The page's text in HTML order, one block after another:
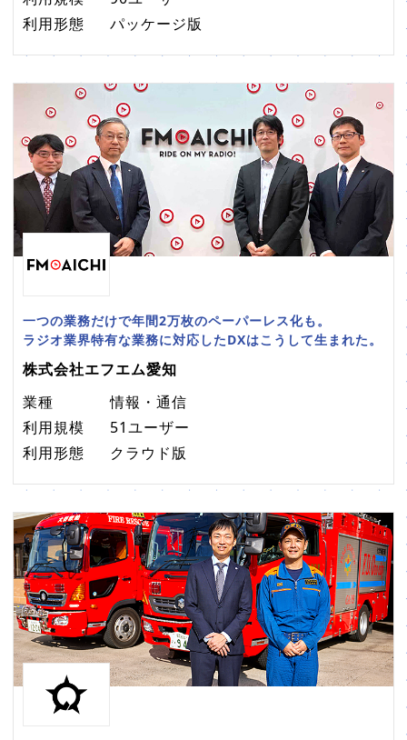
利用形態
パッケージ版
一つの業務だけで年間2万枚のペーパーレス化も。
ラジオ業界特有な業務に対応したDXはこうして生まれた。
株式会社エフエム愛知
業種
情報・通信
利用規模
51ユーザー
利用形態
クラウド版